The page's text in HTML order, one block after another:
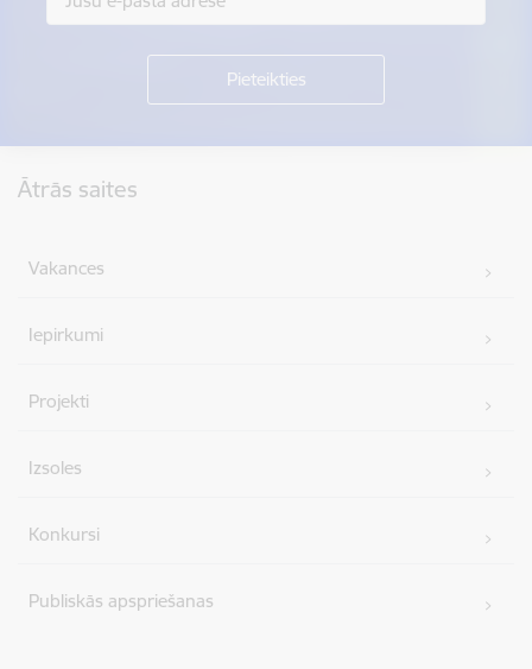
Ātrās saites
Vakances
Iepirkumi
Projekti
Izsoles
Konkursi
Publiskās apspriešanas